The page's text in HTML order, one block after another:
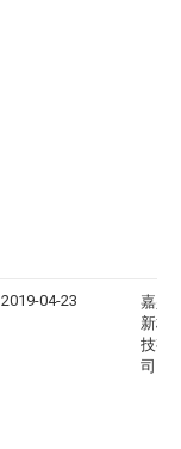
2019-04-23
嘉兴
新材
技有
司